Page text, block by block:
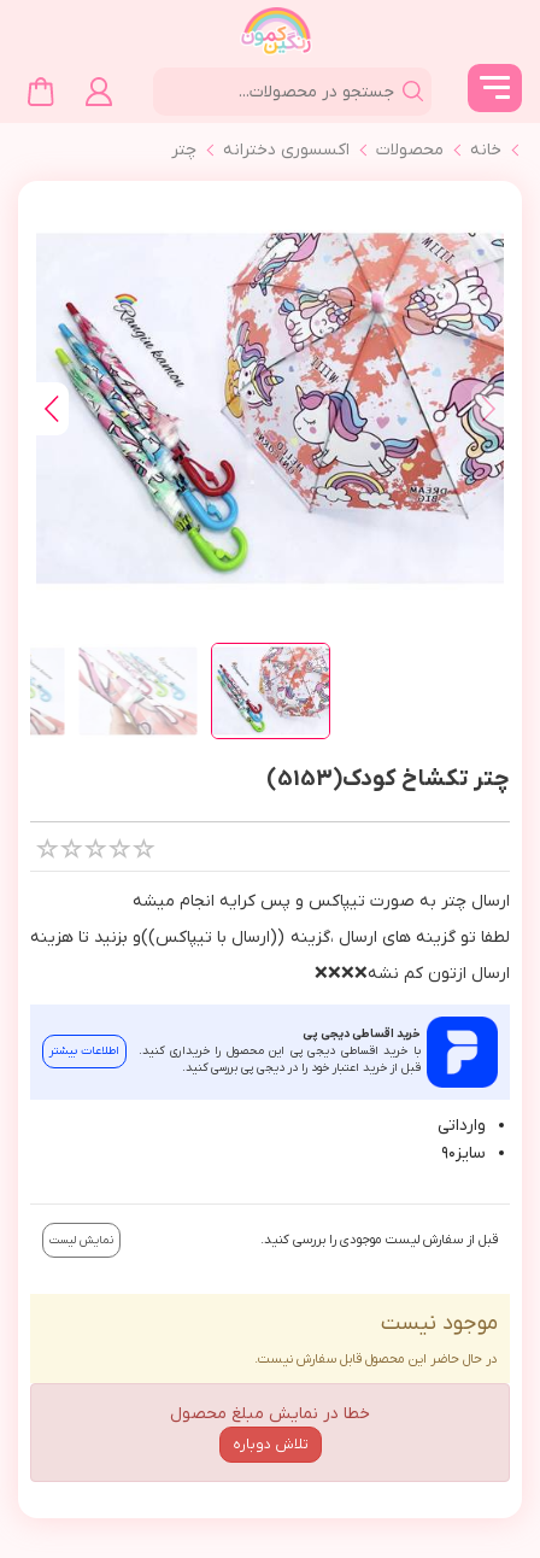
خانه محصولات اکسسوری دخترانه چتر
چتر تکشاخ کودک(5153)
ارسال چتر به صورت تيپاكس و پس كرايه انجام ميشه
لطفا تو گزينه هاي ارسال ،گزينه ((ارسال با تيپاكس))و بزنيد تا هزينه
ارسال ازتون كم نشه❌❌❌❌
خرید اقساطی دیجی پی
با خرید اقساطی دیجی پی این محصول را خریداری کنید.
قبل از خرید اعتبار خود را در دیجی پی بررسی کنید.
اطلاعات بیشتر
وارداتي
سايز٩٠
قبل از سفارش لیست موجودی را بررسی کنید. نمایش لیست
موجود نیست
در حال حاضر این محصول قابل سفارش نیست.
خطا در نمایش مبلغ محصول
تلاش دوباره